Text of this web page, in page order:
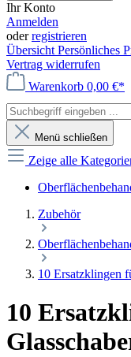
Ihr Konto
Anmelden
oderregistrieren
Übersicht Persönliches
Vertrag widerrufen
Warenkorb 0,00 €*
Menü schließen
Zeige alle
Zubehör
10 Ersatzklingen
10